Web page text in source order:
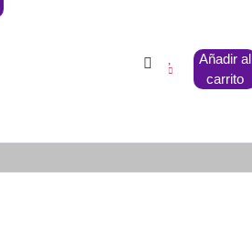
Añadir al
carrito